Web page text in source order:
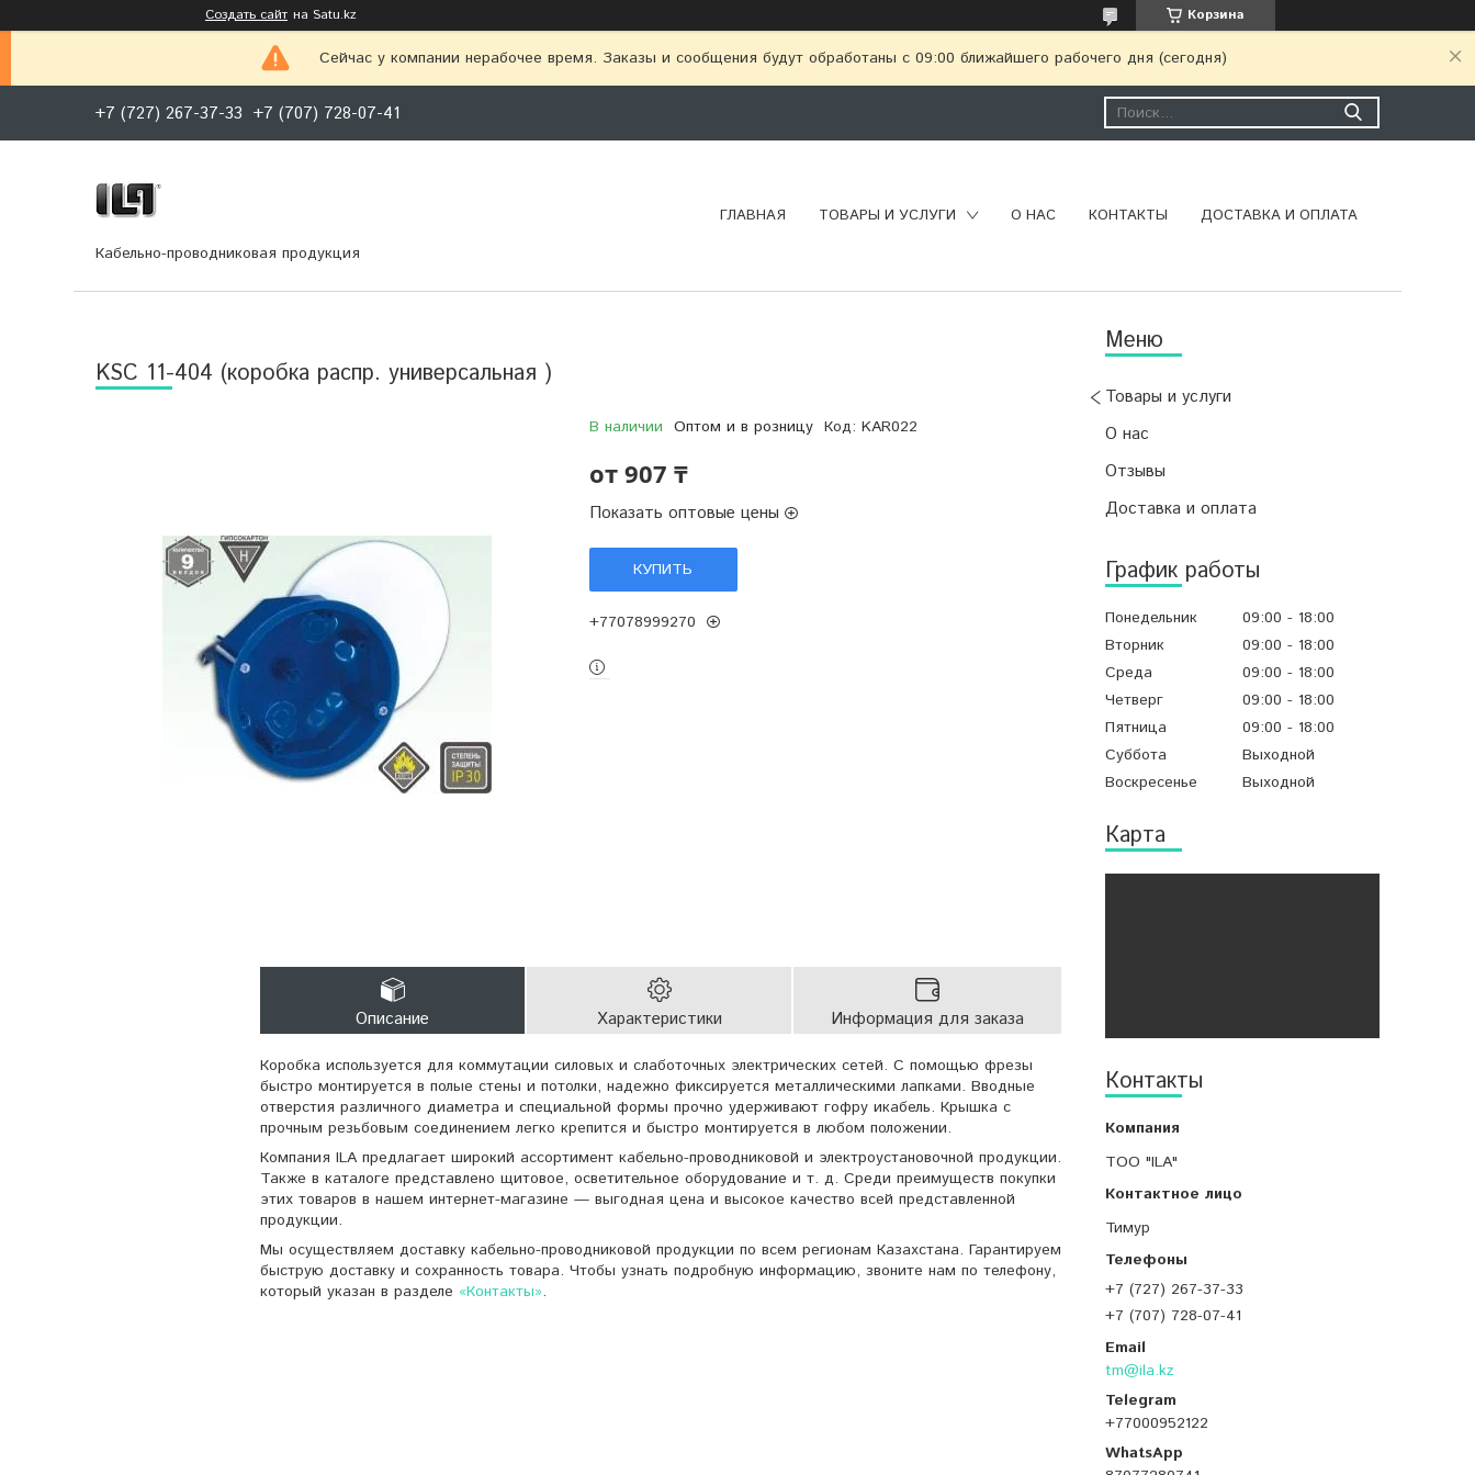
Создать сайт на Satu.kz Корзина
Сейчас у компании нерабочее время. Заказы и сообщения будут обработаны с 09:00 ближайшего рабочего дня (сегодня)
+7 (727) 267-37-33 +7 (707) 728-07-41
Кабельно-проводниковая продукция
ГЛАВНАЯ ТОВАРЫ И УСЛУГИ О НАС КОНТАКТЫ ДОСТАВКА И ОПЛАТА
Товары и услуги
О нас
Отзывы
Доставка и оплата
График работы
Понедельник 09:00
18:00
Вторник
09:00
18:00
Среда
09:00
18:00
Четверг
09:00
18:00
Пятница
09:00
18:00
Суббота
Выходной
Воскресенье
Выходной
Карта
Контакты
ТОО "ILA"
Тимур
+7 (727) 267-37-33
+7 (707) 728-07-41
tm@ila.kz
+77000952122
KSC 11-404 (коробка распр. универсальная )
В наличии Оптом и в розницу Код: KAR022
от 907 ₸
Показать оптовые цены
КУПИТЬ
+77078999270
Описание Характеристики Информация для заказа
Коробка используется для коммутации силовых и слаботочных электрических сетей. С помощью фрезы
быстро монтируется в полые стены и потолки, надежно фиксируется металлическими лапками. Вводные
отверстия различного диаметра и специальной формы прочно удерживают гофру икабель. Крышка с
прочным резьбовым соединением легко крепится и быстро монтируется в любом положении.
Компания ILA предлагает широкий ассортимент кабельно-проводниковой и электроустановочной продукции.
Также в каталоге представлено щитовое, осветительное оборудование и т. д. Среди преимуществ покупки
этих товаров в нашем интернет-магазине — выгодная цена и высокое качество всей представленной
продукции.
Мы осуществляем доставку кабельно-проводниковой продукции по всем регионам Казахстана. Гарантируем
быструю доставку и сохранность товара. Чтобы узнать подробную информацию, звоните нам по телефону,
который указан в разделе «Контакты».